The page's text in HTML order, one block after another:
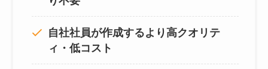
自社社員が作成するより高クオリテ
ィ・低コスト